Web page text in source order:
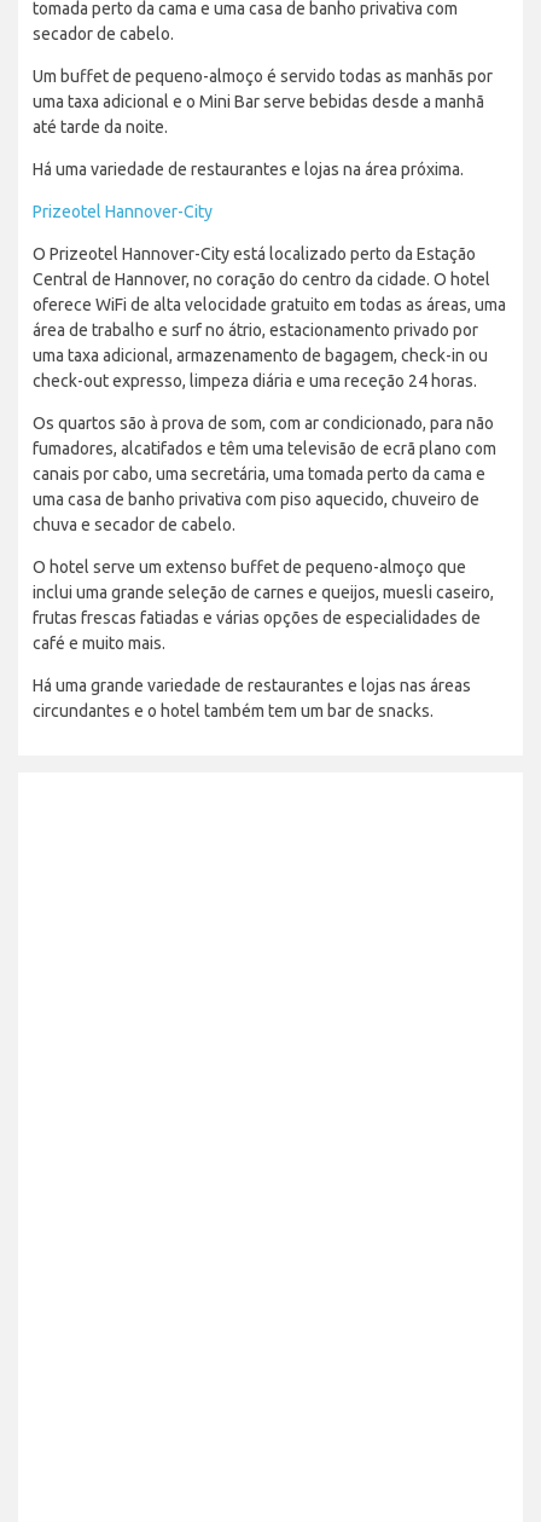
tomada perto da cama e uma casa de banho privativa com
secador de cabelo.
Um buffet de pequeno-almoço é servido todas as manhãs por
uma taxa adicional e o Mini Bar serve bebidas desde a manhã
até tarde da noite.
Há uma variedade de restaurantes e lojas na área próxima.
Prizeotel Hannover-City
O Prizeotel Hannover-City está localizado perto da Estação
Central de Hannover, no coração do centro da cidade. O hotel
oferece WiFi de alta velocidade gratuito em todas as áreas, uma
área de trabalho e surf no átrio, estacionamento privado por
uma taxa adicional, armazenamento de bagagem, check-in ou
check-out expresso, limpeza diária e uma receção 24 horas.
Os quartos são à prova de som, com ar condicionado, para não
fumadores, alcatifados e têm uma televisão de ecrã plano com
canais por cabo, uma secretária, uma tomada perto da cama e
uma casa de banho privativa com piso aquecido, chuveiro de
chuva e secador de cabelo.
O hotel serve um extenso buffet de pequeno-almoço que
inclui uma grande seleção de carnes e queijos, muesli caseiro,
frutas frescas fatiadas e várias opções de especialidades de
café e muito mais.
Há uma grande variedade de restaurantes e lojas nas áreas
circundantes e o hotel também tem um bar de snacks.